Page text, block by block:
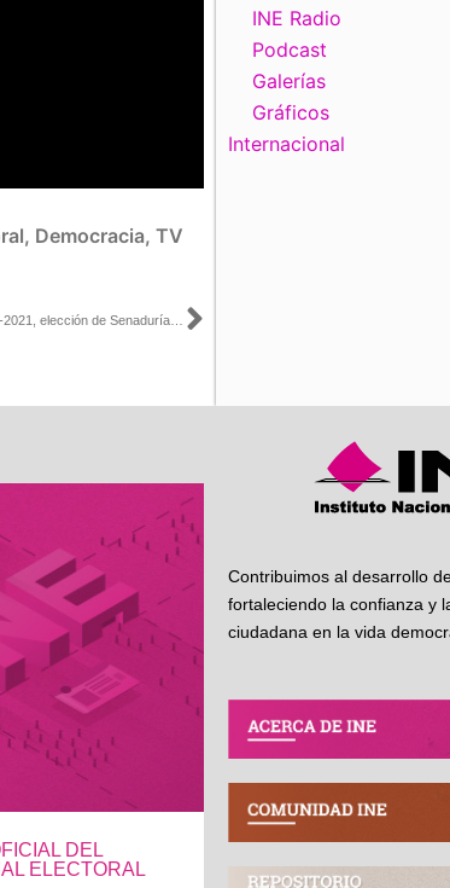
, Democracia, TV
Siguiente
INE Radio
Podcast
Galerías
Gráficos
Internacional
DEL
ELECTORAL
Contribuimos al desarrollo
fortaleciendo la confianza y
ciudadana en la vida